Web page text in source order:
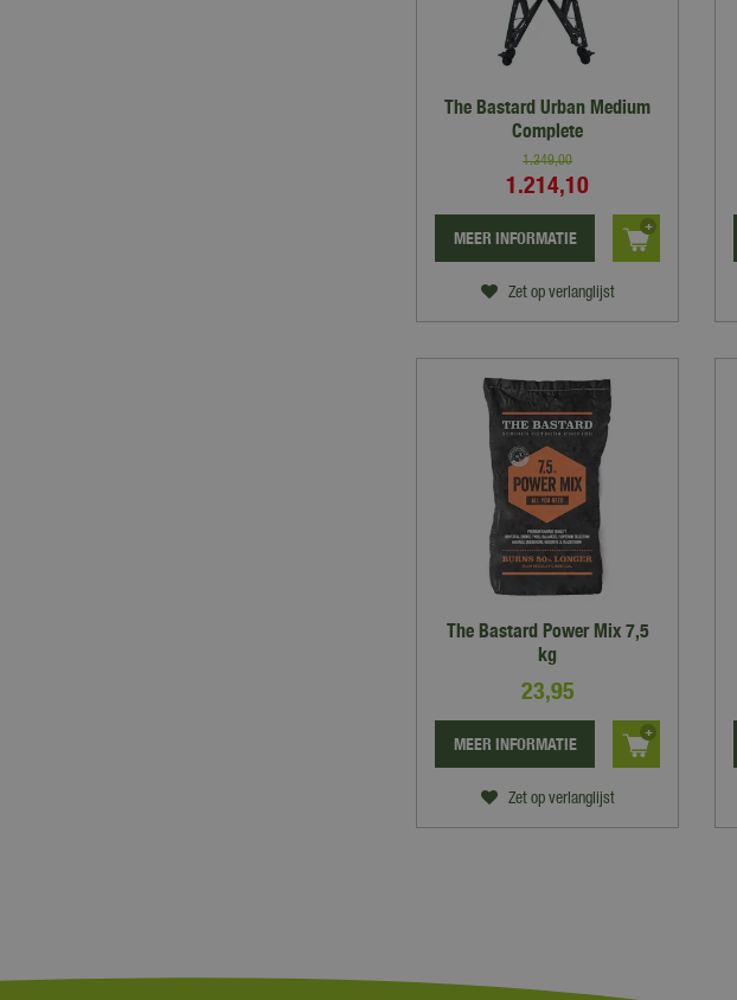
The Bastard Urban Medium
Complete
1.349,00
1.214,10
Zet op verlanglijst
MEER INFORMATIE
The Bastard Power Mix 7,5
kg
23,95
Zet op verlanglijst
MEER INFORMATIE